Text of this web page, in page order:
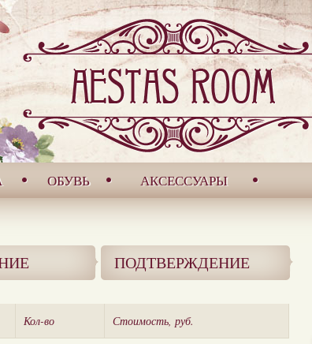
ОБУВЬ АКСЕССУАРЫ
ПОДТВЕРЖДЕНИЕ
Кол-во Стоимость, руб.